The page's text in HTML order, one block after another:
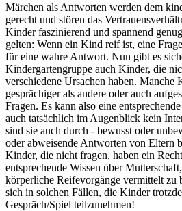
Märchen als Antworten werden dem
gerecht und stören das
Kinder faszinierend und spannend
gelten: Wenn ein Kind reif ist, eine
für eine wahre Antwort. Nun gibt es
Kindergartengruppe auch Kinder, die
verschiedene Ursachen haben. Manche
gesprächiger als andere oder auch
Fragen. Es kann also eine
auch tatsächlich im Augenblick kein
sind sie auch durch - bewusst oder
oder abweisende Antworten von Eltern
Kinder, die nicht fragen, haben ein
entsprechende Wissen über
körperliche Reifevorgänge vermittelt zu
sich in solchen Fällen, die Kinder
Gespräch/Spiel teilzunehmen!